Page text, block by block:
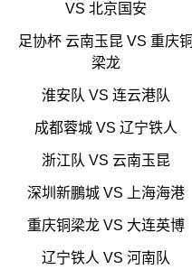
VS 北京国安
足协杯 云南玉昆 VS 重庆铜
梁龙
淮安队 VS 连云港队
成都蓉城 VS 辽宁铁人
浙江队 VS 云南玉昆
深圳新鵬城 VS 上海海港
重庆铜梁龙 VS 大连英博
辽宁铁人 VS 河南队